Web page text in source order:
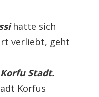
hatte sich
verliebt, geht
Korfu Stadt.
Korfus